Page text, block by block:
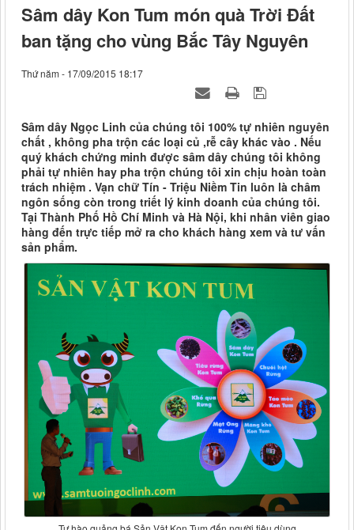
Sâm dây Kon Tum món quà Trời Đất
ban tặng cho vùng Bắc Tây Nguyên
Thứ năm - 17/09/2015 18:17
Sâm dây Ngọc Linh của chúng tôi 100% tự nhiên nguyên
chất , không pha trộn các loại củ ,rễ cây khác vào . Nếu
quý khách chứng minh được sâm dây chúng tôi không
phải tự nhiên hay pha trộn chúng tôi xin chịu hoàn toàn
trách nhiệm . Vạn chữ Tín - Triệu Niềm Tin luôn là châm
ngôn sống còn trong triết lý kinh doanh của chúng tôi.
Tại Thành Phố Hồ Chí Minh và Hà Nội, khi nhân viên giao
hàng đến trực tiếp mở ra cho khách hàng xem và tư vấn
sản phẩm.